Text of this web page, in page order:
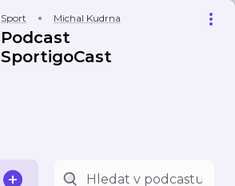
Sport Michal Kudrna
Podcast
SportigoCast